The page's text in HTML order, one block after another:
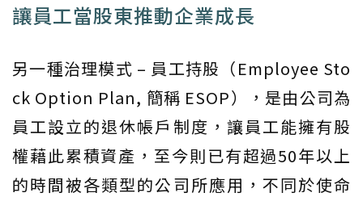
讓員工當股東推動企業成長
另一種治理模式 – 員工持股（Employee Sto
ck Option Plan, 簡稱 ESOP），是由公司為
員工設立的退休帳戶制度，讓員工能擁有股
權藉此累積資產，至今則已有超過50年以上
的時間被各類型的公司所應用，不同於使命